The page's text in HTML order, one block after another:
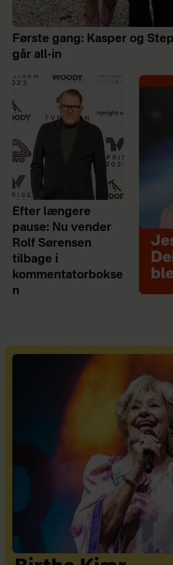
Første gang: Kasper og
går all-in
Efter længere
pause: Nu vender
Rolf Sørensen
tilbage i
kommentatorbokse
n